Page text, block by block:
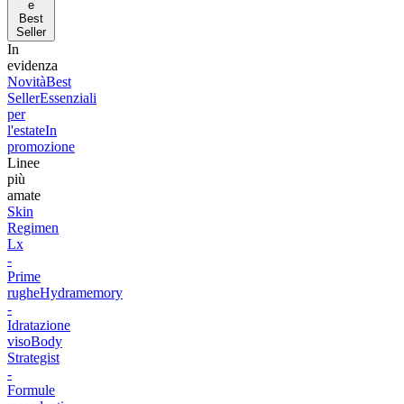
e
Best
Seller
In
evidenza
NovitàBest
SellerEssenziali
per
l'estateIn
promozione
Linee
più
amate
Skin
Regimen
Lx
-
Prime
rugheHydramemory
-
Idratazione
visoBody
Strategist
-
Formule